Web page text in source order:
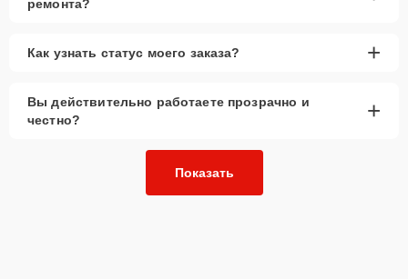
ремонта?
Как узнать статус моего заказа? +
Вы действительно работаете прозрачно и
честно?
+
Показать